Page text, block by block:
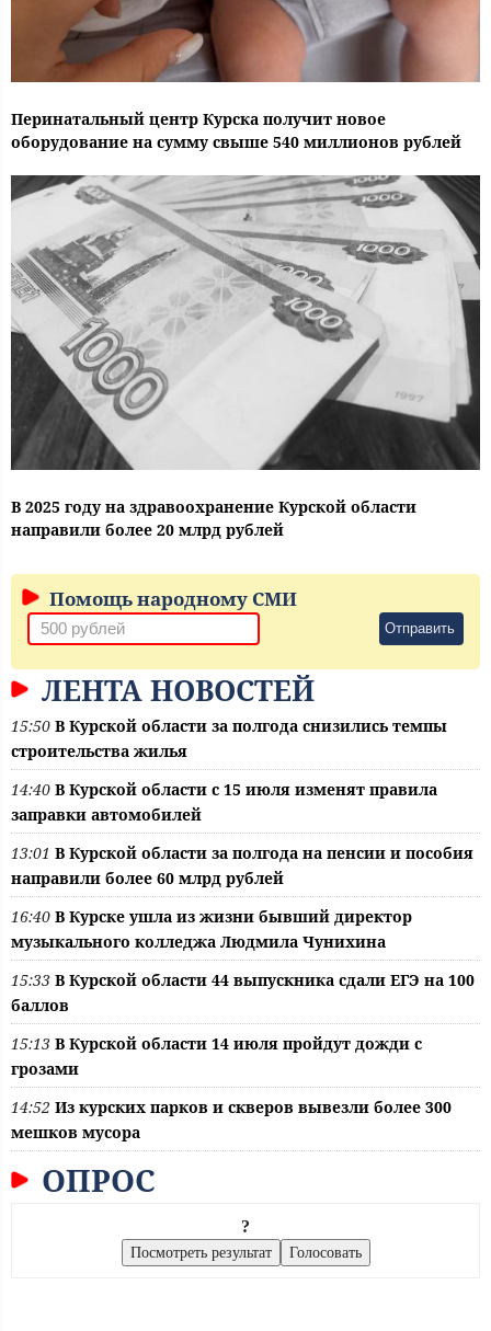
Перинатальный центр Курска получит новое
оборудование на сумму свыше 540 миллионов рублей
В 2025 году на здравоохранение Курской области
направили более 20 млрд рублей
Помощь народному СМИ
Отправить
ЛЕНТА НОВОСТЕЙ
15:50 В Курской области за полгода снизились темпы
строительства жилья
14:40 В Курской области с 15 июля изменят правила
заправки автомобилей
13:01 В Курской области за полгода на пенсии и пособия
направили более 60 млрд рублей
16:40 В Курске ушла из жизни бывший директор
музыкального колледжа Людмила Чунихина
15:33 В Курской области 44 выпускника сдали ЕГЭ на 100
баллов
15:13 В Курской области 14 июля пройдут дожди с
грозами
14:52 Из курских парков и скверов вывезли более 300
мешков мусора
ОПРОС
?